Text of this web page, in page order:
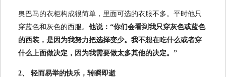
奥巴马的衣柜构成很简单，里面可选的衣服不多。平时他只
穿蓝色和灰色的西服。 他说：“你们会看到我只穿灰色或蓝色
的西装，是因为我努力把选择变少。我不想在吃什么或者穿
什么上面做决定，因为我需要做太多其他的决定。”
2、 轻而易举的快乐，转瞬即逝